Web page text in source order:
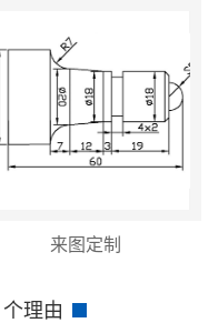
来图定制
个理由